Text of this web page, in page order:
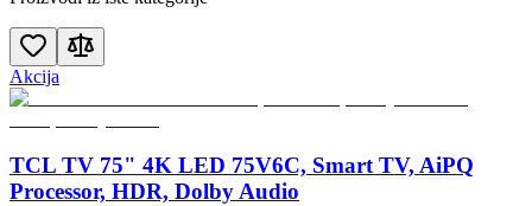
Akcija
TCL TV 75" 4K LED 75V6C, Smart TV, AiPQ
Processor, HDR, Dolby Audio